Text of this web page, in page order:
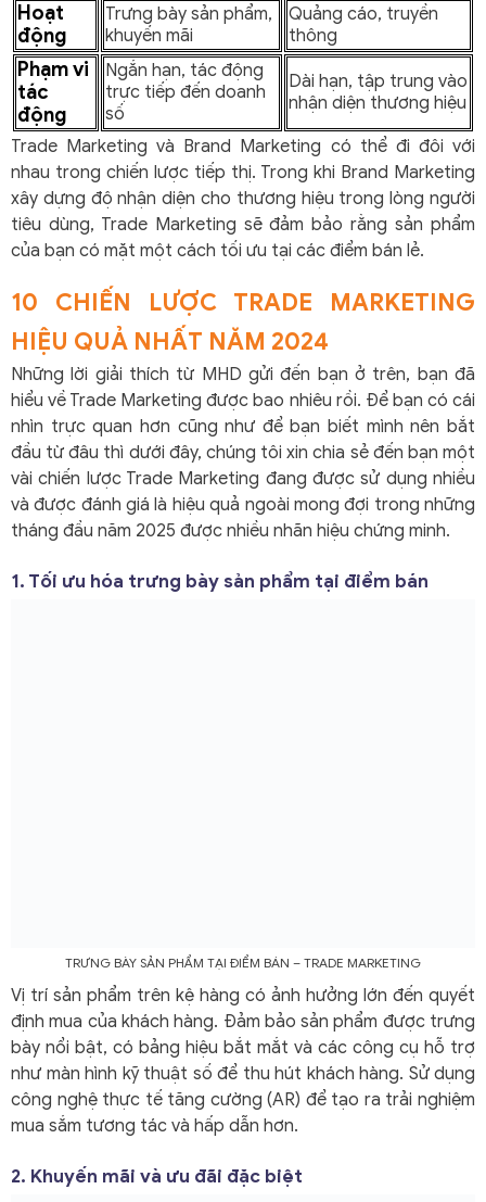
Hoạt
động
Trưng bày sản phẩm,
khuyến mãi
Quảng cáo, truyền
thông
Phạm vi
tác
động
Ngắn hạn, tác động
trực tiếp đến doanh
số
Dài hạn, tập trung vào
nhận diện thương hiệu
Trade Marketing và Brand Marketing có thể đi đôi với
nhau trong chiến lược tiếp thị. Trong khi Brand Marketing
xây dựng độ nhận diện cho thương hiệu trong lòng người
tiêu dùng, Trade Marketing sẽ đảm bảo rằng sản phẩm
của bạn có mặt một cách tối ưu tại các điểm bán lẻ.
10 CHIẾN LƯỢC TRADE MARKETING
HIỆU QUẢ NHẤT NĂM 2024
Những lời giải thích từ MHD gửi đến bạn ở trên, bạn đã
hiểu về Trade Marketing được bao nhiêu rồi. Để bạn có cái
nhìn trực quan hơn cũng như để bạn biết mình nên bắt
đầu từ đâu thì dưới đây, chúng tôi xin chia sẻ đến bạn một
vài chiến lược Trade Marketing đang được sử dụng nhiều
và được đánh giá là hiệu quả ngoài mong đợi trong những
tháng đầu năm 2025 được nhiều nhãn hiệu chứng minh.
1. Tối ưu hóa trưng bày sản phẩm tại điểm bán
TRƯNG BÀY SẢN PHẨM TẠI ĐIỂM BÁN – TRADE MARKETING
Vị trí sản phẩm trên kệ hàng có ảnh hưởng lớn đến quyết
định mua của khách hàng. Đảm bảo sản phẩm được trưng
bày nổi bật, có bảng hiệu bắt mắt và các công cụ hỗ trợ
như màn hình kỹ thuật số để thu hút khách hàng. Sử dụng
công nghệ thực tế tăng cường (AR) để tạo ra trải nghiệm
mua sắm tương tác và hấp dẫn hơn.
2. Khuyến mãi và ưu đãi đặc biệt